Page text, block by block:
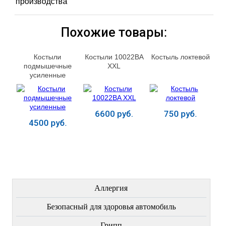
Похожие товары:
Костыли
подмышечные
усиленные
4500 руб.
Костыли 10022BA
XXL
6600 руб.
Костыль локтевой
750 руб.
Аллергия
Безопасный для здоровья автомобиль